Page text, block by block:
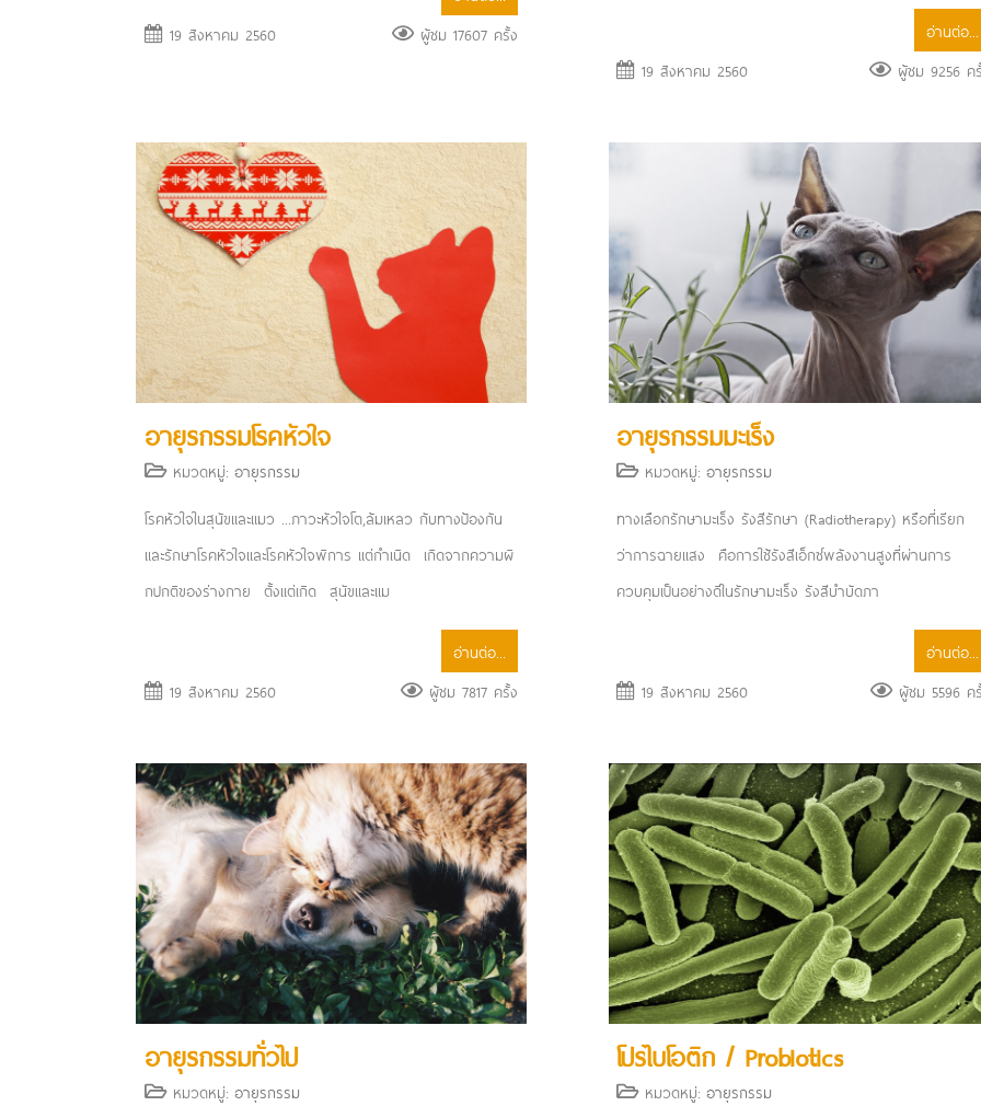
19 สิงหาคม 2560
ผู้ชม 17607 ครั้ง
อ่านต่อ...
19 สิงหาคม 2560
ผู้ชม 9256 ค
อายุรกรรมโรคหัวใจ
หมวดหมู่: อายุรกรรม
โรคหัวใจในสุนัขและแมว ...ภาวะหัวใจโต,ล้มเหลว กับทางป้องกัน
และรักษา ​ โรคหัวใจและโรคหัวใจพิการ แต่กำเนิด เกิดจากความผิ
กปกติของร่างกาย ตั้งแต่เกิด สุนัขและแม
อ่านต่อ...
19 สิงหาคม 2560
ผู้ชม 7817 ครั้ง
อายุรกรรมมะเร็ง
หมวดหมู่:อายุรกรรม
ทางเลือกรักษามะเร็ง รังสีรักษา (Radiotherapy) หรือที่เรียก
ว่าการฉายแสง คือการใช้รังสีเอ็กซ์พลังงานสูงที่ผ่านการ
ควบคุมเป็นอย่างดีในรักษามะเร็ง รังสีบำบัดภา
อ่านต่อ...
19 สิงหาคม 2560
ผู้ชม 5596 ค
อายุรกรรมทั่วไป
หมวดหมู่: อายุรกรรม
โปรไบโอติก / Probiotics
หมวดหมู่:อายุรกรรม